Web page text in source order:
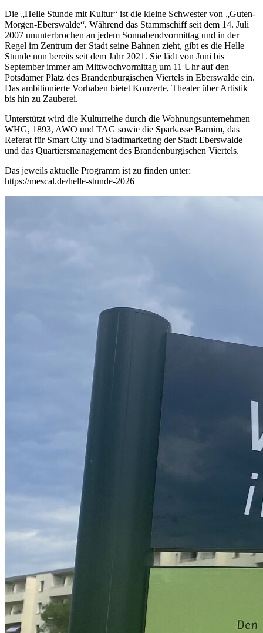
Die „Helle Stunde mit Kultur“ ist die kleine Schwester von „Guten-
Morgen-Eberswalde“. Während das Stammschiff seit dem 14. Juli
2007 ununterbrochen an jedem Sonnabendvormittag und in der
Regel im Zentrum der Stadt seine Bahnen zieht, gibt es die Helle
Stunde nun bereits seit dem Jahr 2021. Sie lädt von Juni bis
September immer am Mittwochvormittag um 11 Uhr auf den
Potsdamer Platz des Brandenburgischen Viertels in Eberswalde ein.
Das ambitionierte Vorhaben bietet Konzerte, Theater über Artistik
bis hin zu Zauberei.
Unterstützt wird die Kulturreihe durch die Wohnungsunternehmen
WHG, 1893, AWO und TAG sowie die Sparkasse Barnim, das
Referat für Smart City und Stadtmarketing der Stadt Eberswalde
und das Quartiersmanagement des Brandenburgischen Viertels.
Das jeweils aktuelle Programm ist zu finden unter:
https://mescal.de/helle-stunde-2026